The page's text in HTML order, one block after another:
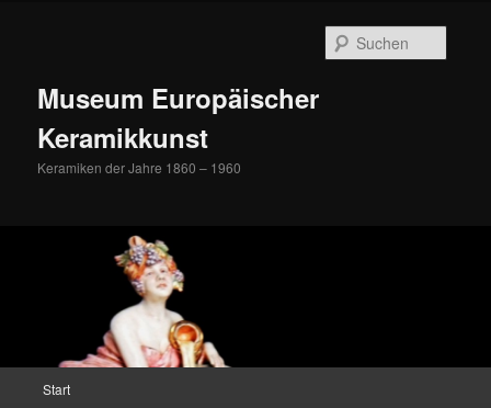
Museum Europäischer
Keramikkunst
Keramiken der Jahre 1860 – 1960
Start